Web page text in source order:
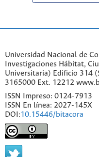
Universidad Nacional de
Investigaciones Hábitat,
Universitaria) Edificio 314
3165000 Ext. 12212
ISSN Impreso: 0124-7913
ISSN En línea: 2027-145X
DOI:10.15446/bitacora